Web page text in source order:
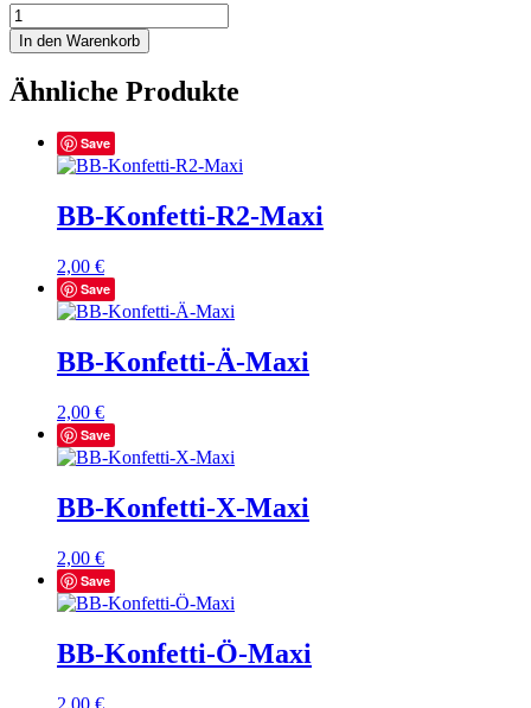
BB-
Konfetti-
Z-
Maxi
Menge
In den Warenkorb
Ähnliche Produkte
Save
BB-Konfetti-R2-Maxi
2,00 €
Save
BB-Konfetti-Ä-Maxi
2,00 €
Save
BB-Konfetti-X-Maxi
2,00 €
Save
BB-Konfetti-Ö-Maxi
2,00 €